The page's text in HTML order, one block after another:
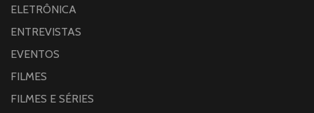
ELETRÔNICA
ENTREVISTAS
EVENTOS
FILMES
FILMES E SÉRIES